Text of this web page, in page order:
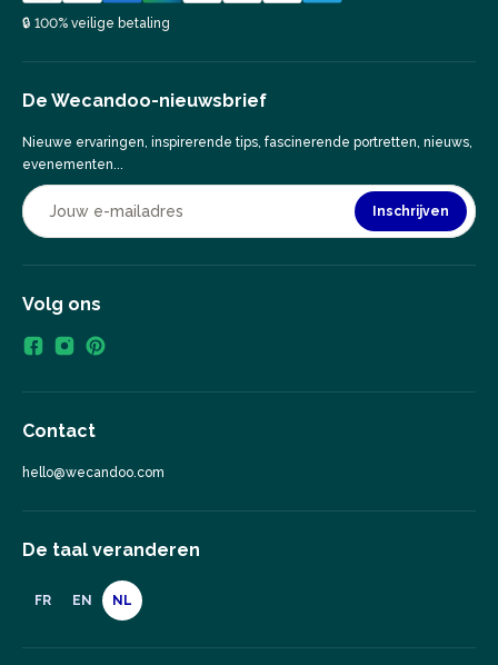
🔒 100% veilige betaling
De Wecandoo-nieuwsbrief
Nieuwe ervaringen, inspirerende tips, fascinerende portretten, nieuws,
evenementen...
Inschrijven
Volg ons
Contact
hello@wecandoo.com
De taal veranderen
FR EN NL